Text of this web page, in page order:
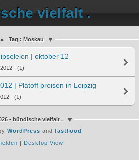
vielfalt .
Tag : Moskau
| oktober 12
- (1)
| Platoff preisen in Leipzig
- (1)
- bündische vielfalt .
WordPress and fastfood
| Desktop View